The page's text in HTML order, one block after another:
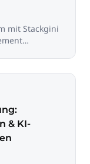
mit Stackgini
& KI-